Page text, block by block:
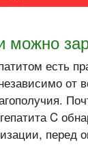
можно
есть
от
C
перед